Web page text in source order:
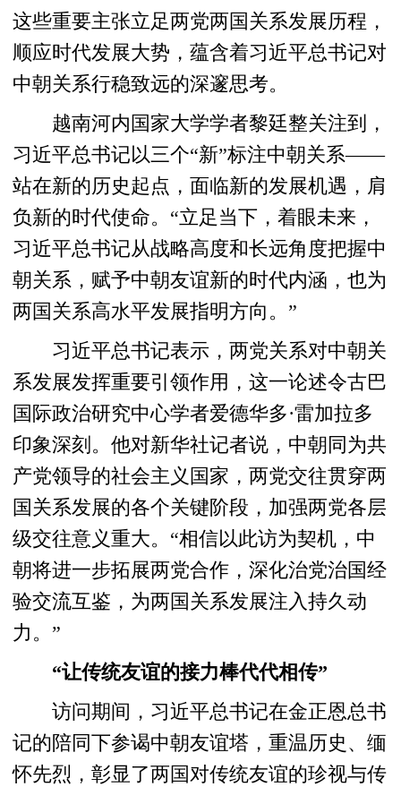
这些重要主张立足两党两国关系发展历程，
顺应时代发展大势，蕴含着习近平总书记对
中朝关系行稳致远的深邃思考。
越南河内国家大学学者黎廷整关注到，
习近平总书记以三个“新”标注中朝关系——
站在新的历史起点，面临新的发展机遇，肩
负新的时代使命。“立足当下，着眼未来，
习近平总书记从战略高度和长远角度把握中
朝关系，赋予中朝友谊新的时代内涵，也为
两国关系高水平发展指明方向。”
习近平总书记表示，两党关系对中朝关
系发展发挥重要引领作用，这一论述令古巴
国际政治研究中心学者爱德华多·雷加拉多
印象深刻。他对新华社记者说，中朝同为共
产党领导的社会主义国家，两党交往贯穿两
国关系发展的各个关键阶段，加强两党各层
级交往意义重大。“相信以此访为契机，中
朝将进一步拓展两党合作，深化治党治国经
验交流互鉴，为两国关系发展注入持久动
力。”
“让传统友谊的接力棒代代相传”
访问期间，习近平总书记在金正恩总书
记的陪同下参谒中朝友谊塔，重温历史、缅
怀先烈，彰显了两国对传统友谊的珍视与传